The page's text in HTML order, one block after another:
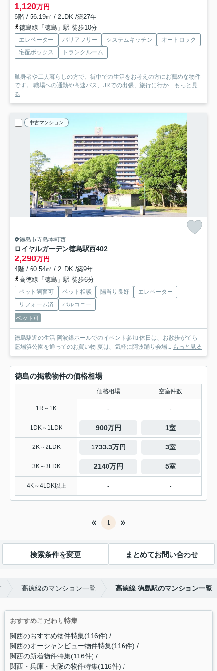
1,120万円
6階 / 56.19㎡ / 2LDK /築27年
徳島線「徳島」駅 徒歩10分
エレベーター バリアフリー システムキッチン
オートロック
宅配ボックス
トランクルーム
単身者や二人暮らしの方で、街中での生活をお考えの方にお薦めな物件
です。 職場への通勤や高速バス、JRでの出張、旅行に行か... もっと見
る
中古マンション
徳島市寺島本町西
ロイヤルガーデン徳島駅西402
2,290万円
4階 / 60.54㎡ / 2LDK /築9年
高徳線「徳島」駅 徒歩6分
ペット飼育可 ペット相談 陽当り良好
エレベーター
リフォーム済
バルコニー
ペット可
徳島駅近の生活 阿波銀ホールでのイベント参加 休日は、お散歩がてら
藍場浜公園を通ってのお買い物 夏は、気軽に阿波踊り会場... もっと見る
徳島の掲載物件の価格相場
価格相場 空室件数
1R～1K - -
1DK～1LDK 900万円 1室
2K～2LDK 1733.3万円 3室
3K～3LDK 2140万円 5室
4K～4LDK以上 - -
1
検索条件を変更 まとめてお問い合わせ
高徳線のマンション一覧 高徳線 徳島駅のマンション一覧
おすすめこだわり特集
関西のおすすめ物件特集(116件)
関西のオーシャンビュー物件特集(116件)
関西の新着物件特集(116件)
関西・兵庫・大阪の物件特集(116件)